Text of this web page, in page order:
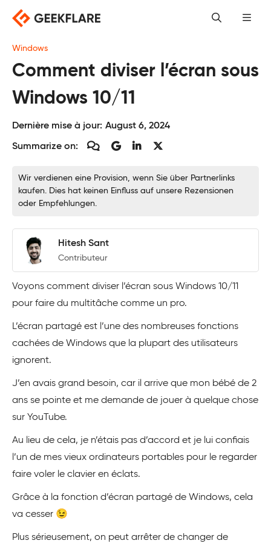
Skip
content
Windows
Comment diviser l’écran sous
Windows 10/11
Dernière mise à jour: August 6, 2024
Summarize on:
Wir verdienen eine Provision, wenn Sie über Partnerlinks
kaufen. Dies hat keinen Einfluss auf unsere Rezensionen
oder Empfehlungen.
Hitesh Sant
Contributeur
Voyons comment diviser l’écran sous Windows 10/11
pour faire du multitâche comme un pro.
L’écran partagé est l’une des nombreuses fonctions
cachées de Windows que la plupart des utilisateurs
ignorent.
J’en avais grand besoin, car il arrive que mon bébé de 2
ans se pointe et me demande de jouer à quelque chose
sur YouTube.
Au lieu de cela, je n’étais pas d’accord et je lui confiais
l’un de mes vieux ordinateurs portables pour le regarder
faire voler le clavier en éclats.
Grâce à la fonction d’écran partagé de Windows, cela
va cesser 😉
Plus sérieusement, on peut arrêter de changer de